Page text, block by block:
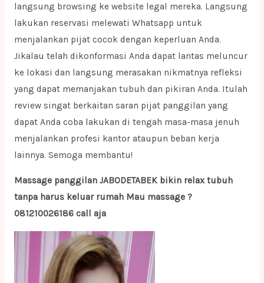
langsung browsing ke website legal mereka. Langsung
lakukan reservasi melewati Whatsapp untuk
menjalankan pijat cocok dengan keperluan Anda.
Jikalau telah dikonformasi Anda dapat lantas meluncur
ke lokasi dan langsung merasakan nikmatnya refleksi
yang dapat memanjakan tubuh dan pikiran Anda. Itulah
review singat berkaitan saran pijat panggilan yang
dapat Anda coba lakukan di tengah masa-masa jenuh
menjalankan profesi kantor ataupun beban kerja
lainnya. Semoga membantu!
Massage panggilan JABODETABEK bikin relax tubuh
tanpa harus keluar rumah Mau massage ?
081210026186 call aja